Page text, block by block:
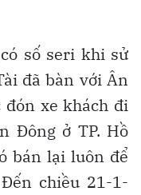
số seri khi sử
đã bàn với Ân
đón xe khách đi
Đông ở TP. Hồ
bán lại luôn để
chiều 21-1-